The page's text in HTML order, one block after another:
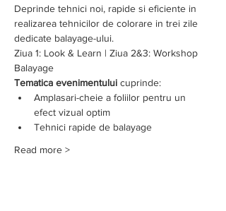
Deprinde tehnici noi, rapide si eficiente in
realizarea tehnicilor de colorare in trei zile
dedicate balayage-ului.
Ziua 1: Look & Learn | Ziua 2&3: Workshop
Balayage
Tematica evenimentului cuprinde:
Amplasari-cheie a foliilor pentru un
efect vizual optim
Tehnici rapide de balayage
Read more >